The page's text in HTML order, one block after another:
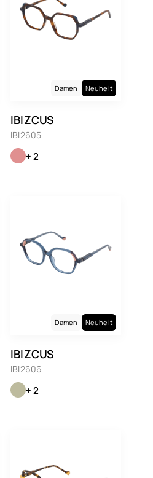
Damen Neuheit
IBIZCUS
IBI2605
+ 2
Damen Neuheit
IBIZCUS
IBI2606
+ 2